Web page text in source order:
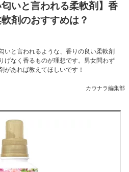
匂いと言われる柔軟剤】香
剤のおすすめは？
いと言われるような、香りの良い柔軟剤
げなく香るものが理想です。男女問わず
があれば教えてほしいです！
カウナラ編集部